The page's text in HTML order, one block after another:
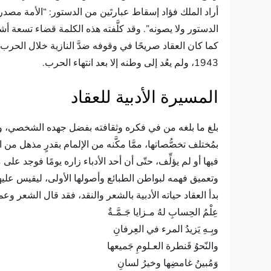
أراد الملك فؤاد إسقاط عبارتَين من الدستور: “الأمة
الدستور ولا يصونه”. وقد كلَّفته هذه الكلمة قضاء تسعة
كما كان العقاد صريحًا في وقوفه ضدَّ النازية خلال
1943، ولم يعُد إلى وطنه إلا بعد انتهاء الحرب.
المسيرة الأدبية للعقاد
بلغ ما بلغه من في فكره وثقافته بفضل جهده الشخصي،
بمُختلف تخصُّصاتها، ممَّا مكَّنه من الإلمام بقدرٍ مذهل من
فيها أو لم يؤلِّف، حتّى أن أحد الأدباء زاره يومًا فوجد
وتعميق فهمه لبواطن الطبائع وأصولها الأولى، ليقيس
بدأ العقاد حياته الأدبية بالشعر والنقد، فقد قال
عِلْمُ الحِسابِ لهُ مـزايا جَـمَّـةٌ
وبِـهِ يَزيدُ المرء في العِرفانِ
والنّحوُ قَنطرة العـلومِ جَميعها
وَمُبينُ غامضِها وخيرُ لسانِ